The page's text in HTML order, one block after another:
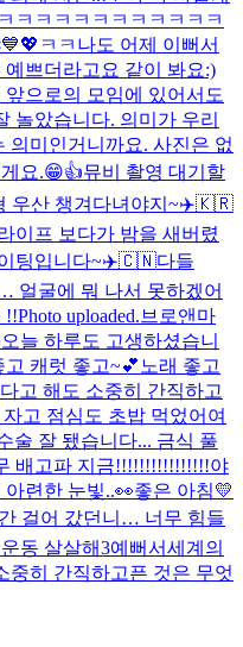
ㅋㅋㅋㅋㅋㅋㅋㅋㅋㅋㅋ
ㅋㅋ나도 어제 이뻐서
예쁘더라고요 같이 봐요:)
으로의 모임에 있어서도
놀았습니다. 의미가 우리
의미인거니까요. 사진은 없
요.😁👍뮤비 촬영 대기할
우산 챙겨다녀야지~✈️🇰🇷
이프 보다가 밤을 새버렸
팅입니다~✈️🇨🇳다들
얼굴에 뭐 나서 못하겠어
!!Photo uploaded. 브로앤마
오늘 하루도 고생하셨습니
고 캐럿 좋고~💕 노래 좋고
고 해도 소중히 간직하고
자고 점심도 초밥 먹었어여
술 잘 됐습니다... 금식 풀
배고파 지금!!!!!!!!!!!!!!!!야
아련한 눈빛..👀좋은 아침💛
걸어 갔던니… 너무 힘들
동 살살해3예뻐서세계의
중히 간직하고픈 것은 무엇